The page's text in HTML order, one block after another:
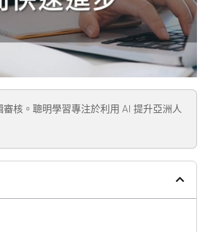
核。聰明學習專注於利用 AI 提升亞洲人